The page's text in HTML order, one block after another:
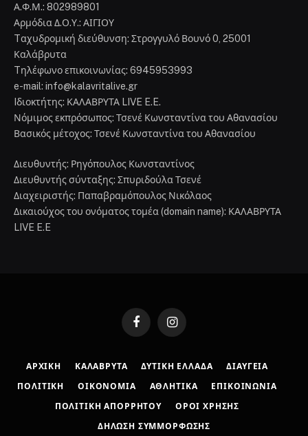
Α.Φ.Μ.: 802989801
Αρμόδια Δ.Ο.Υ.: ΑΙΓΙΟΥ
Tαχυδρομική διεύθυνση: Στρογγυλό Βουνό 0, 25001
Καλάβρυτα
Tηλέφωνο επικοινωνίας: 6945953993
e-mail: info@kalavritalive.gr
Iδιοκτήτης: ΚΑΛΑΒΡΥΤΑ LIVE E.E.
Νόμιμος εκπρόσωπος: Τσενέ Κωνσταντίνα του Αθανασίου
Βασικός μέτοχος: Τσενέ Κωνσταντίνα του Αθανασίου
Διευθυντής: Ρηγόπουλος Κωνσταντίνος
Διευθυντής σύνταξης: Σπυριδούλα Τσενέ
Διαχειριστής: Παπαβραμόπουλος Νικόλαος
Δικαιούχος του ονόματος τομέα (domain name): ΚΑΛΑΒΡΥΤΑ
LIVE E.E
FacebookInstagram
ΑΡΧΙΚΉ ΚΑΛΆΒΡΥΤΑ ΔΥΤΙΚΉ ΕΛΛΆΔΑ ΔΙΑΎΓΕΙΑ
ΠΟΛΙΤΙΚΉ ΟΙΚΟΝΟΜΊΑ ΑΘΛΗΤΙΚΆ ΕΠΙΚΟΙΝΩΝΊΑ
ΠΟΛΙΤΙΚΉ ΑΠΟΡΡΉΤΟΥ ΌΡΟΙ ΧΡΉΣΗΣ
ΔΉΛΩΣΗ ΣΥΜΜΌΡΦΩΣΗΣ